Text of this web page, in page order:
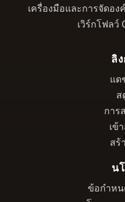
เครื่องมือและการจัดอ
เวิร์กโฟลว์
ลิ
แด
ส
การ
เข้
สร้
น
ข้อกำหน